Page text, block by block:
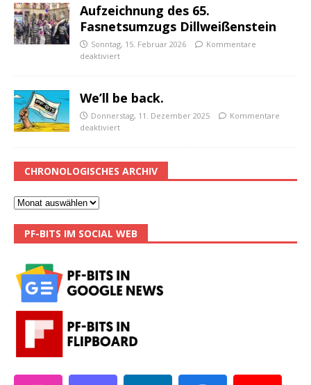
Aufzeichnung des 65.
Fasnetsumzugs Dillweißenstein
Sonntag, 15. Februar 2026
Kommentare
deaktiviert
We’ll be back.
Donnerstag, 11. Dezember 2025
Kommentare
deaktiviert
CHRONOLOGISCHES ARCHIV
PF-BITS IM SOCIAL WEB